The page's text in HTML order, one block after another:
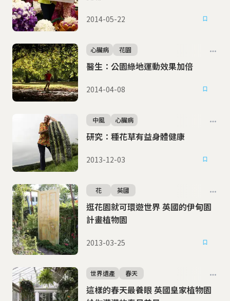
2014-05-22
醫生：公園綠地運動效果加倍
心臟病 花園
2014-04-08
研究：種花草有益身體健康
中風 心臟病
2013-12-03
逛花園就可環遊世界 英國的伊甸園
計畫植物園
花 英國
2013-03-25
這樣的春天最養眼 英國皇家植物園
世界遺產 春天